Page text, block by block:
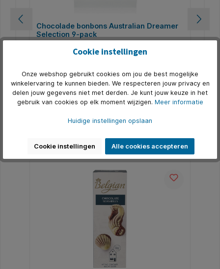
Chocolade bonbons Australian Dreamer
Selection 9-pack
Negen heerlijke, handgemaakte bonbons van melk,
witte en pure chocolade met vullingen zoals gemalen
Vind de puurste vorm van luxe in de rauwheid van de
natuur.
Art. Nr.:Q1438162
€ 17,14*
Cookie instellingen
Onze webshop gebruikt cookies om jou de best mogelijke
winkelervaring te kunnen bieden. We respecteren jouw privacy en
delen jouw gegevens niet met derden. Je kunt jouw keuze in het
gebruik van cookies op elk moment wijzigen. Meer informatie
Huidige instellingen opslaan
Cookie instellingen Alle cookies accepteren